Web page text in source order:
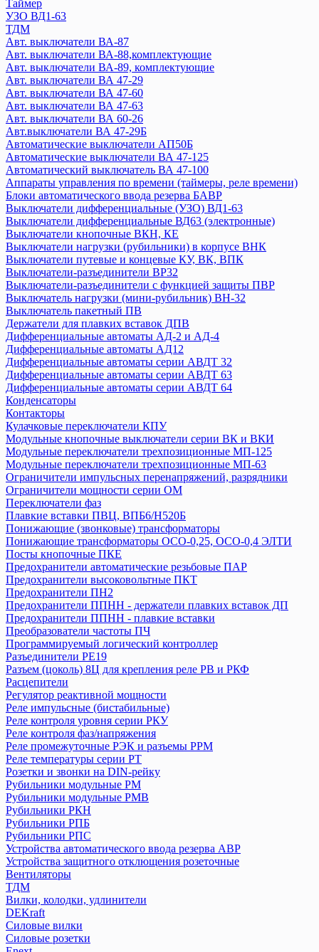
Авт. выключатели ВА 88-37
Устройство защиты от дугового пробоя (УЗДП)
ARMAT
GENERICA
KARAT
Авт. выключатели ВА 44-39
Авт. выключатели ВА 47-100MA
Авт. выключатели ВА 47-60MA
Автоматический ввод резерва АВР
Авт. выключатели ВА 88-40 и доп устройства
Выключатели ВКИ
Выключатель-разъединитель трехпозиционный ВРТ
Дифференциальные автоматы АВДТ32
Дифференциальные автоматы
Контакторы
Кулачковые переключатели ПКП
Мини-рубильники ВН-32
Ограничители перенапряжения ОПС1
Плавкие вставки
Преобразователи частот
Приставки выдержки времени
Приставки контактные ПКИ
Пускатели серии ПРК
Разъединители
Разъемы
Расцепители
Реле
Розетки и звонки на DIN-рейку
Таймер
УЗО ВД1-63
ТДМ
Авт. выключатели ВА-87
Авт. выключатели ВА-88,комплектующие
Авт. выключатели ВА-89, комплектующие
Авт. выключатели ВА 47-29
Авт. выключатели ВА 47-60
Авт. выключатели ВА 47-63
Авт. выключатели ВА 60-26
Авт.выключатели ВА 47-29Б
Автоматические выключатели АП50Б
Автоматические выключатели ВА 47-125
Автоматический выключатель ВА 47-100
Аппараты управления по времени (таймеры, реле времени)
Блоки автоматического ввода резерва БАВР
Выключатели дифференциальные (УЗО) ВД1-63
Выключатели дифференциальные ВД63 (электронные)
Выключатели кнопочные ВКН, КЕ
Выключатели нагрузки (рубильники) в корпусе ВНК
Выключатели путевые и концевые КУ, ВК, ВПК
Выключатели-разъединители ВР32
Выключатели-разъединители с функцией защиты ПВР
Выключатель нагрузки (мини-рубильник) ВН-32
Выключатель пакетный ПВ
Держатели для плавких вставок ДПВ
Дифференциальные автоматы АД-2 и АД-4
Дифференциальные автоматы АД12
Дифференциальные автоматы серии АВДТ 32
Дифференциальные автоматы серии АВДТ 63
Дифференциальные автоматы серии АВДТ 64
Конденсаторы
Контакторы
Кулачковые переключатели КПУ
Таймер
УЗО ВД1-63
ТДМ
Авт. выключатели ВА-87
Авт. выключатели ВА-88,комплектующие
Авт. выключатели ВА-89, комплектующие
Авт. выключатели ВА 47-29
Авт. выключатели ВА 47-60
Авт. выключатели ВА 47-63
Авт. выключатели ВА 60-26
Авт.выключатели ВА 47-29Б
Автоматические выключатели АП50Б
Автоматические выключатели ВА 47-125
Автоматический выключатель ВА 47-100
Аппараты управления по времени (таймеры, реле времени)
Блоки автоматического ввода резерва БАВР
Выключатели дифференциальные (УЗО) ВД1-63
Выключатели дифференциальные ВД63 (электронные)
Выключатели кнопочные ВКН, КЕ
Выключатели нагрузки (рубильники) в корпусе ВНК
Выключатели путевые и концевые КУ, ВК, ВПК
Выключатели-разъединители ВР32
Выключатели-разъединители с функцией защиты ПВР
Выключатель нагрузки (мини-рубильник) ВН-32
Выключатель пакетный ПВ
Держатели для плавких вставок ДПВ
Дифференциальные автоматы АД-2 и АД-4
Дифференциальные автоматы АД12
Дифференциальные автоматы серии АВДТ 32
Дифференциальные автоматы серии АВДТ 63
Дифференциальные автоматы серии АВДТ 64
Конденсаторы
Контакторы
Кулачковые переключатели КПУ
Модульные кнопочные выключатели серии ВК и ВКИ
Модульные переключатели трехпозиционные МП-125
Модульные переключатели трехпозиционные МП-63
Ограничители импульсных перенапряжений, разрядники
Ограничители мощности серии ОМ
Переключатели фаз
Плавкие вставки ПВЦ, ВПБ6/H520Б
Понижающие (звонковые) трансформаторы
Понижающие трансформаторы ОСО-0,25, ОСО-0,4 ЭЛТИ
Посты кнопочные ПКЕ
Предохранители автоматические резьбовые ПАР
Предохранители высоковольтные ПКТ
Предохранители ПН2
Предохранители ППНН - держатели плавких вставок ДП
Предохранители ППНН - плавкие вставки
Преобразователи частоты ПЧ
Программируемый логический контроллер
Разъединители РЕ19
Разъем (цоколь) 8Ц для крепления реле РВ и РКФ
Расцепители
Регулятор реактивной мощности
Реле импульсные (бистабильные)
Реле контроля уровня серии РКУ
Реле контроля фаз/напряжения
Реле промежуточные РЭК и разъемы РРМ
Реле температуры серии РТ
Розетки и звонки на DIN-рейку
Рубильники модульные РМ
Рубильники модульные РМВ
Рубильники РКН
Рубильники РПБ
Рубильники РПС
Устройства автоматического ввода резерва АВР
Устройства защитного отклющения розеточные
Вентиляторы
ТДМ
Вилки, колодки, удлинители
DEKraft
Силовые вилки
Силовые розетки